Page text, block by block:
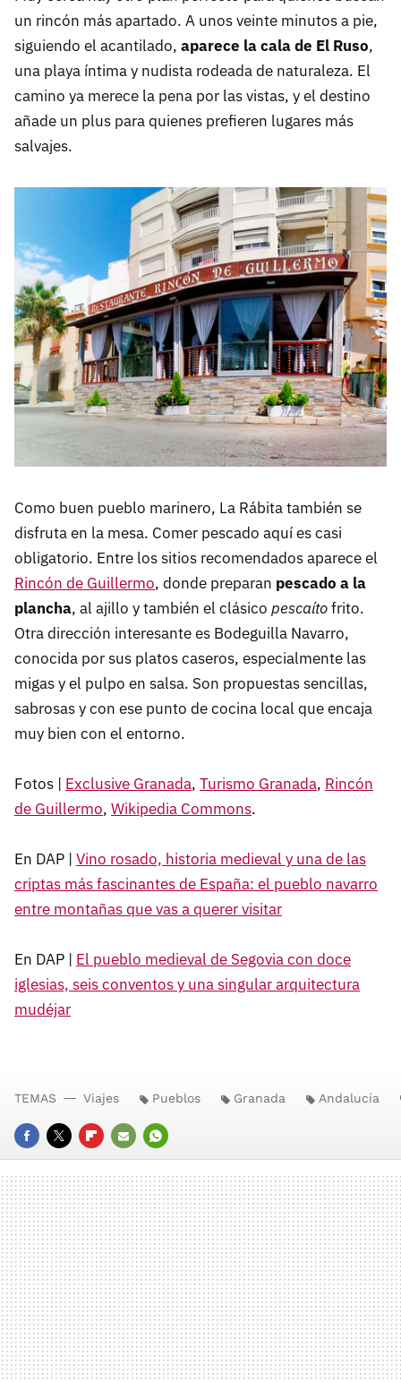
un rincón más apartado. A unos veinte minutos a pie,
siguiendo el acantilado, aparece la cala de El Ruso,
una playa íntima y nudista rodeada de naturaleza. El
camino ya merece la pena por las vistas, y el destino
añade un plus para quienes prefieren lugares más
salvajes.
Como buen pueblo marinero, La Rábita también se
disfruta en la mesa. Comer pescado aquí es casi
obligatorio. Entre los sitios recomendados aparece el
Rincón de Guillermo, donde preparan pescado a la
plancha, al ajillo y también el clásico pescaítofrito.
Otra dirección interesante es Bodeguilla Navarro,
conocida por sus platos caseros, especialmente las
migas y el pulpo en salsa. Son propuestas sencillas,
sabrosas y con ese punto de cocina local que encaja
muy bien con el entorno.
Fotos | Exclusive Granada, Turismo Granada, Rincón
de Guillermo, Wikipedia Commons.
En DAP | Vino rosado, historia medieval y una de las
criptas más fascinantes de España: el pueblo navarro
entre montañas que vas a querer visitar
En DAP | El pueblo medieval de Segovia con doce
iglesias, seis conventos y una singular arquitectura
mudéjar
FACEBOOK
TWITTERFLIPBOARD
E-
MAIL
WHATSAPP
TEMAS Viajes Pueblos Granada Andalucía